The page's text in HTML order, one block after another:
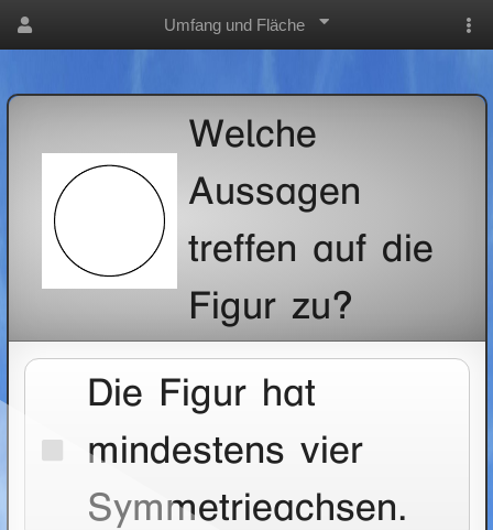
Umfang und Fläche
Welche
Aussagen
treffen auf die
Figur zu?
Die Figur hat
mindestens vier
Symmetrieachsen.